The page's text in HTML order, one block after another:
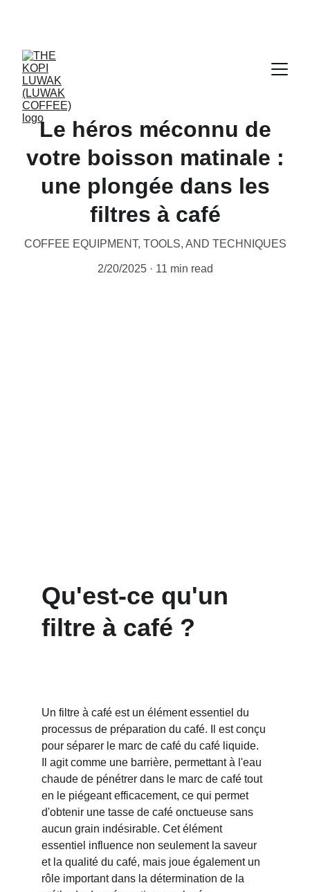
Le héros méconnu de
votre boisson matinale :
une plongée dans les
filtres à café
COFFEE EQUIPMENT, TOOLS, AND TECHNIQUES
2/20/2025 11 min read
Qu'est-ce qu'un
filtre à café ?
Un filtre à café est un élément essentiel du
processus de préparation du café. Il est conçu
pour séparer le marc de café du café liquide.
Il agit comme une barrière, permettant à l'eau
chaude de pénétrer dans le marc de café tout
en le piégeant efficacement, ce qui permet
d'obtenir une tasse de café onctueuse sans
aucun grain indésirable. Cet élément
essentiel influence non seulement la saveur
et la qualité du café, mais joue également un
rôle important dans la détermination de la